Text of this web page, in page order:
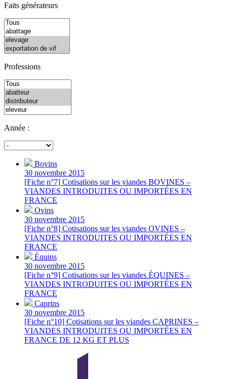
Faits générateurs
Professions
Année :
Bovins
30 novembre 2015
[Fiche n°7] Cotisations sur les viandes BOVINES –
VIANDES INTRODUITES OU IMPORTÉES EN
FRANCE
Ovins
30 novembre 2015
[Fiche n°8] Cotisations sur les viandes OVINES –
VIANDES INTRODUITES OU IMPORTÉES EN
FRANCE
Équins
30 novembre 2015
[Fiche n°9] Cotisations sur les viandes ÉQUINES –
VIANDES INTRODUITES OU IMPORTÉES EN
FRANCE
Caprins
30 novembre 2015
[Fiche n°10] Cotisations sur les viandes CAPRINES –
VIANDES INTRODUITES OU IMPORTÉES EN
FRANCE DE 12 KG ET PLUS